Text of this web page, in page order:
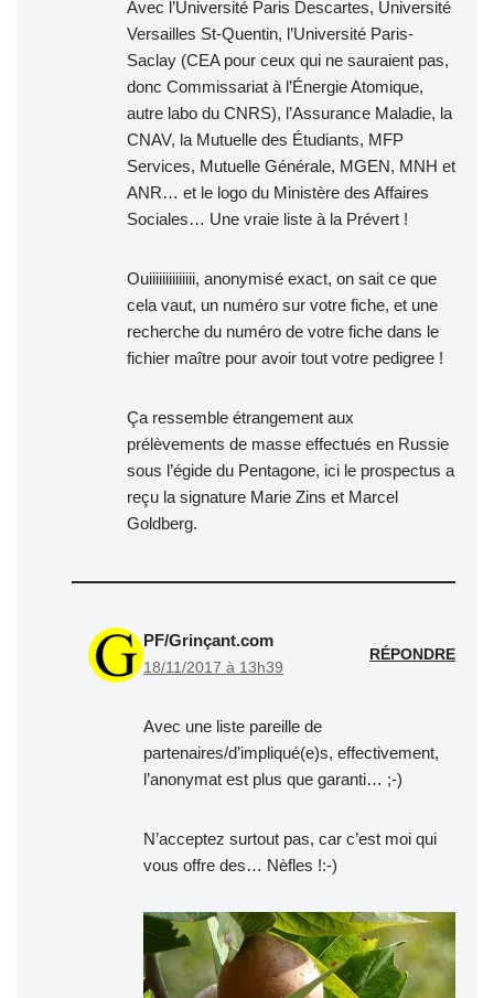
Avec l’Université Paris Descartes, Université
Versailles St-Quentin, l’Université Paris-
Saclay (CEA pour ceux qui ne sauraient pas,
donc Commissariat à l’Énergie Atomique,
autre labo du CNRS), l’Assurance Maladie, la
CNAV, la Mutuelle des Étudiants, MFP
Services, Mutuelle Générale, MGEN, MNH et
ANR… et le logo du Ministère des Affaires
Sociales… Une vraie liste à la Prévert !
Ouiiiiiiiiiiiiii, anonymisé exact, on sait ce que
cela vaut, un numéro sur votre fiche, et une
recherche du numéro de votre fiche dans le
fichier maître pour avoir tout votre pedigree !
Ça ressemble étrangement aux
prélèvements de masse effectués en Russie
sous l’égide du Pentagone, ici le prospectus a
reçu la signature Marie Zins et Marcel
Goldberg.
PF/Grinçant.com
18/11/2017 à 13h39
RÉPONDRE
Avec une liste pareille de
partenaires/d’impliqué(e)s, effectivement,
l’anonymat est plus que garanti… ;-)
N’acceptez surtout pas, car c’est moi qui
vous offre des… Nèfles !:-)